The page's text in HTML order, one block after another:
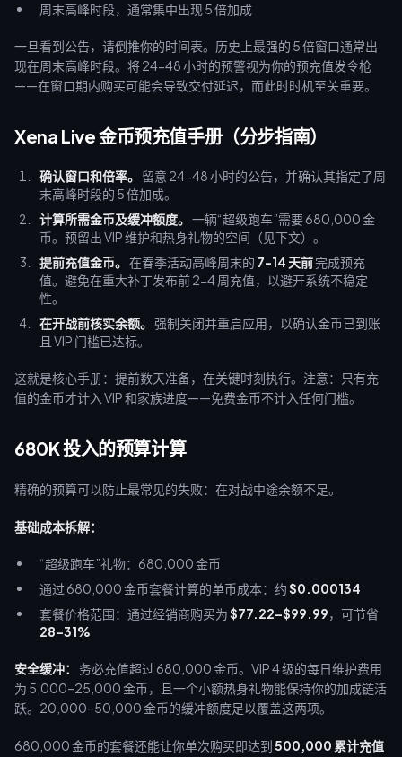
周末高峰时段，通常集中出现 5 倍加成
一旦看到公告，请倒推你的时间表。历史上最强的 5 倍窗口通常出
现在周末高峰时段。将 24-48 小时的预警视为你的预充值发令枪
——在窗口期内购买可能会导致交付延迟，而此时时机至关重要。
Xena Live 金币预充值手册（分步指南）
确认窗口和倍率。
留意 24-48 小时的公告，并确认其指定了周
末高峰时段的 5 倍加成。
计算所需金币及缓冲额度。 一辆“超级跑车”需要 680,000 金
币。预留出 VIP 维护和热身礼物的空间（见下文）。
提前充值金币。 在春季活动高峰周末的 7-14 天前完成预充
值。避免在重大补丁发布前 2-4 周充值，以避开系统不稳定
性。
在开战前核实余额。 强制关闭并重启应用，以确认金币已到账
且 VIP 门槛已达标。
这就是核心手册：提前数天准备，在关键时刻执行。注意：只有充
值的金币才计入 VIP 和家族进度——免费金币不计入任何门槛。
680K 投入的预算计算
精确的预算可以防止最常见的失败：在对战中途余额不足。
基础成本拆解：
“超级跑车”礼物：680,000 金币
通过 680,000 金币套餐计算的单币成本：约$0.000134
套餐价格范围：通过经销商购买为$77.22–$99.99，可节省
28–31%
安全缓冲：
务必充值超过 680,000 金币。VIP 4 级的每日维护费用
为 5,000–25,000 金币，且一个小额热身礼物能保持你的加成链活
跃。20,000–50,000 金币的缓冲额度足以覆盖这两项。
680,000 金币的套餐还能让你单次购买即达到500,000 累计充值